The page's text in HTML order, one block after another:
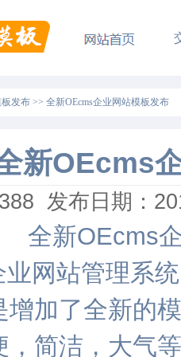
发布 >> 全新OEcms企业网站模板发布
新OEcms
发布日期：
全新OEcms
网站管理系
增加了全新的
，简洁，大气